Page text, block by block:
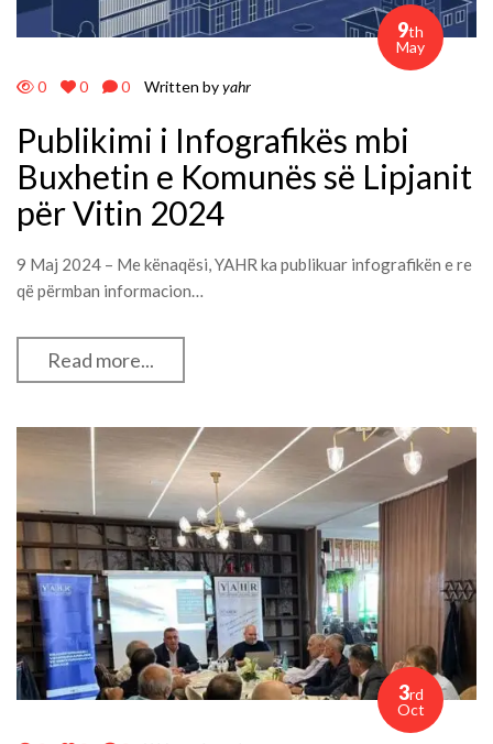
9th
May
0 0 0 Written byyahr
Publikimi i Infografikës mbi
Buxhetin e Komunës së Lipjanit
për Vitin 2024
9 Maj 2024 – Me kënaqësi, YAHR ka publikuar infografikën e re
që përmban informacion…
Read more...
3rd
Oct